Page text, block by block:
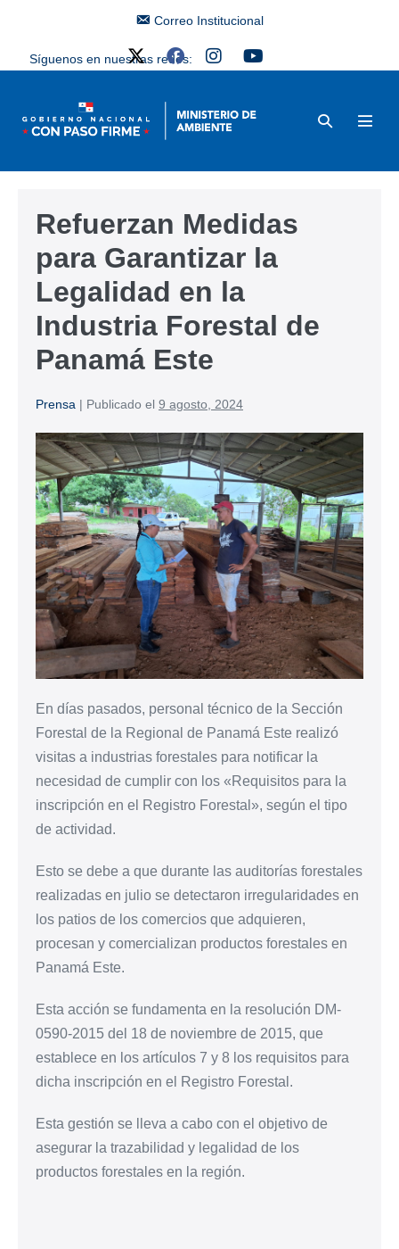
Correo Institucional
Síguenos en nuestras redes:
Refuerzan Medidas
para Garantizar la
Legalidad en la
Industria Forestal de
Panamá Este
Prensa | Publicado el 9 agosto, 2024
En días pasados, personal técnico de la Sección
Forestal de la Regional de Panamá Este realizó
visitas a industrias forestales para notificar la
necesidad de cumplir con los «Requisitos para la
inscripción en el Registro Forestal», según el tipo
de actividad.
Esto se debe a que durante las auditorías forestales
realizadas en julio se detectaron irregularidades en
los patios de los comercios que adquieren,
procesan y comercializan productos forestales en
Panamá Este.
Esta acción se fundamenta en la resolución DM-
0590-2015 del 18 de noviembre de 2015, que
establece en los artículos 7 y 8 los requisitos para
dicha inscripción en el Registro Forestal.
Esta gestión se lleva a cabo con el objetivo de
asegurar la trazabilidad y legalidad de los
productos forestales en la región.